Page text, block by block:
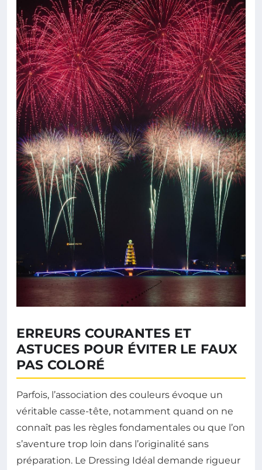
ERREURS COURANTES ET
ASTUCES POUR ÉVITER LE FAUX
PAS COLORÉ
Parfois, l’association des couleurs évoque un
véritable casse-tête, notamment quand on ne
connaît pas les règles fondamentales ou que l’on
s’aventure trop loin dans l’originalité sans
préparation. Le Dressing Idéal demande rigueur